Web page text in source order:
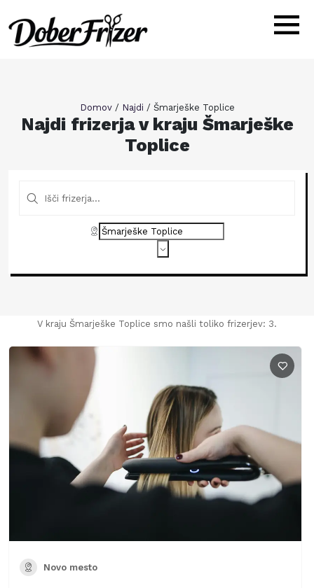
Domov/ Najdi / Šmarješke Toplice
Najdi frizerja v kraju Šmarješke
Toplice
V kraju Šmarješke Toplice smo našli toliko frizerjev: 3.
Novo mesto